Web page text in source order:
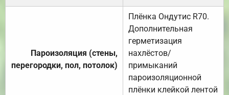
Пароизоляция (стены,
перегородки, пол, потолок)
Плёнка Ондутис R70.
Дополнительная
герметизация
нахлёстов/
примыканий
пароизоляционной
плёнки клейкой лентой